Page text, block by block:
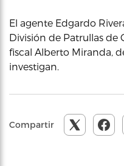
El agente Edgardo
División de Patrullas de
fiscal Alberto Miranda,
investigan.
Compartir